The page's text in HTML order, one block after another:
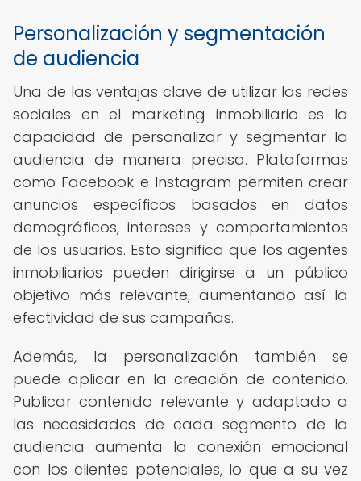
Personalización y segmentación
de audiencia
Una de las ventajas clave de utilizar las redes
sociales en el marketing inmobiliario es la
capacidad de personalizar y segmentar la
audiencia de manera precisa. Plataformas
como Facebook e Instagram permiten crear
anuncios específicos basados en datos
demográficos, intereses y comportamientos
de los usuarios. Esto significa que los agentes
inmobiliarios pueden dirigirse a un público
objetivo más relevante, aumentando así la
efectividad de sus campañas.
Además, la personalización también se
puede aplicar en la creación de contenido.
Publicar contenido relevante y adaptado a
las necesidades de cada segmento de la
audiencia aumenta la conexión emocional
con los clientes potenciales, lo que a su vez